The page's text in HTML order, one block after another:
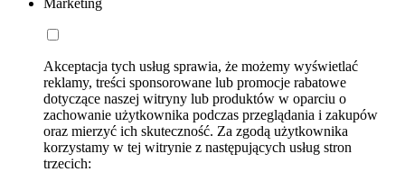
Akceptacja tych usług sprawia, że możemy wyświetlać
reklamy, treści sponsorowane lub promocje rabatowe
dotyczące naszej witryny lub produktów w oparciu o
zachowanie użytkownika podczas przeglądania i zakupów
oraz mierzyć ich skuteczność. Za zgodą użytkownika
korzystamy w tej witrynie z następujących usług stron
trzecich: